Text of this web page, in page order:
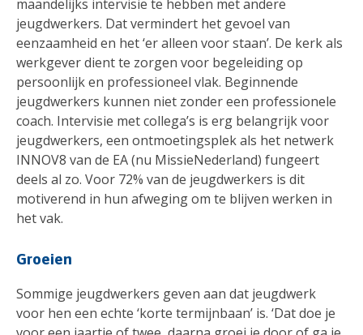
maandelijks intervisie te hebben met andere
jeugdwerkers. Dat vermindert het gevoel van
eenzaamheid en het ‘er alleen voor staan’. De kerk als
werkgever dient te zorgen voor begeleiding op
persoonlijk en professioneel vlak. Beginnende
jeugdwerkers kunnen niet zonder een professionele
coach. Intervisie met collega’s is erg belangrijk voor
jeugdwerkers, een ontmoetingsplek als het netwerk
INNOV8 van de EA (nu MissieNederland) fungeert
deels al zo. Voor 72% van de jeugdwerkers is dit
motiverend in hun afweging om te blijven werken in
het vak.
Groeien
Sommige jeugdwerkers geven aan dat jeugdwerk
voor hen een echte ‘korte termijnbaan’ is. ‘Dat doe je